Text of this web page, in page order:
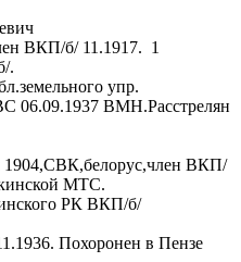
ВКП/б/ 11.1917. 1
.
упр.
ВМН.Расстрелян
ВКП/
МТС.
РК ВКП/б/
Похоронен в Пензе